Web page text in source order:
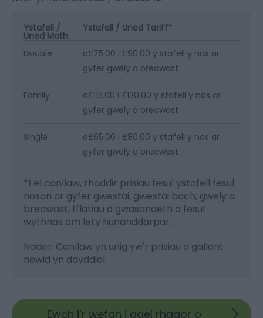
Ystafell /
Uned Math
Ystafell / Uned Tariff*
Double
o£75.00 i £90.00 y stafell y nos ar
gyfer gwely a brecwast
Family
o£115.00 i £130.00 y stafell y nos ar
gyfer gwely a brecwast
Single
o£65.00 i £80.00 y stafell y nos ar
gyfer gwely a brecwast
*Fel canllaw, rhoddir prisiau fesul ystafell fesul
noson ar gyfer gwestai, gwestai bach, gwely a
brecwast, fflatiau â gwasanaeth a fesul
wythnos am lety hunanddarpar.
Noder: Canllaw yn unig yw'r prisiau a gallant
newid yn ddyddiol.
Ewch i’r wefan i gael rhagor o